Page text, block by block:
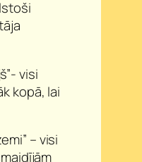
visi
kopā, lai
– visi